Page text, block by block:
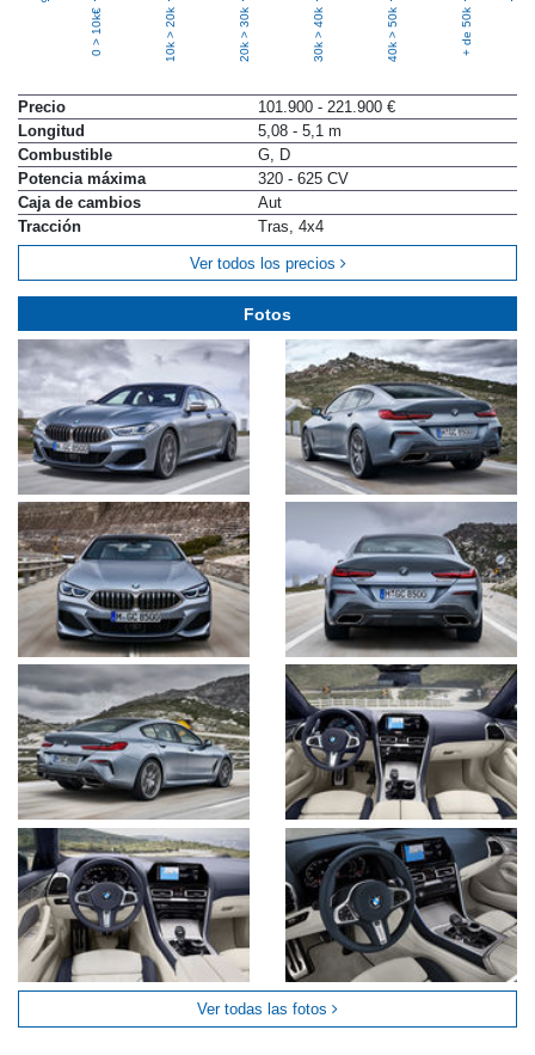
0 > 10k€ 10k > 20k 20k > 30k 30k > 40k 40k > 50k + de 50k
Precio
101.900 - 221.900 €
Longitud
5,08 - 5,1 m
Combustible
G, D
Potencia máxima
320 - 625 CV
Caja de cambios
Aut
Tracción
Tras, 4x4
Ver todos los precios
Fotos
Ver todas las fotos